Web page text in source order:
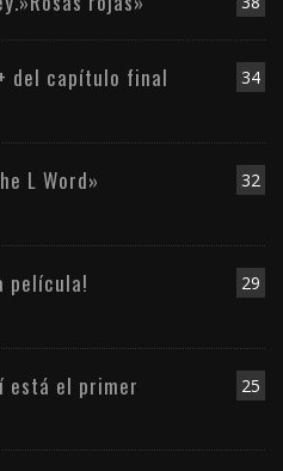
34
del capítulo final
32
L Word»
29
película!
25
está el primer